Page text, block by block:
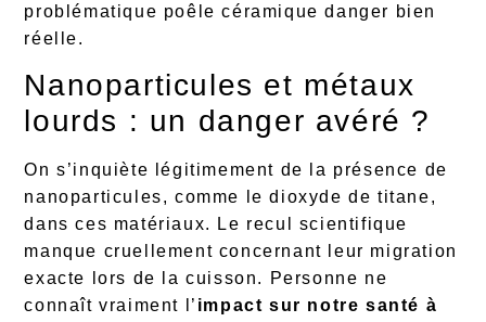
problématique poêle céramique danger bien
réelle.
Nanoparticules et métaux
lourds : un danger avéré ?
On s’inquiète légitimement de la présence de
nanoparticules, comme le dioxyde de titane,
dans ces matériaux. Le recul scientifique
manque cruellement concernant leur migration
exacte lors de la cuisson. Personne ne
connaît vraiment l’ impact sur notre santé à